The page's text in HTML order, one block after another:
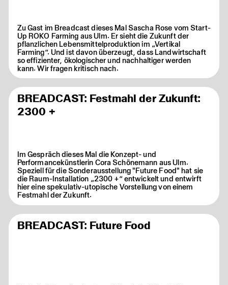
Zu Gast im Breadcast dieses Mal Sascha Rose vom Start-
Up ROKO Farming aus Ulm. Er sieht die Zukunft der
pflanzlichen Lebensmittelproduktion im „Vertikal
Farming“. Und ist davon überzeugt, dass Landwirtschaft
so effizienter, ökologischer und nachhaltiger werden
kann. Wir fragen kritisch nach.
BREADCAST: Festmahl der Zukunft:
2300 +
Im Gespräch dieses Mal die Konzept- und
Performancekünstlerin Cora Schönemann aus Ulm.
Speziell für die Sonderausstellung "Future Food" hat sie
die Raum-Installation „2300 +“ entwickelt und entwirft
hier eine spekulativ-utopische Vorstellung von einem
Festmahl der Zukunft.
BREADCAST: Future Food